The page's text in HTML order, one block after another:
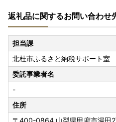
＼マイナンバーカードをお持
リニューアルされた「ふるま
「ふるまど」を使えば、スマホ
理やワンストップ特例申請が可
トップ特例申請が完結！
返礼品に関するお問い合わせ
担当課
北杜市ふるさと納税サポート室
委託事業者名
-
住所